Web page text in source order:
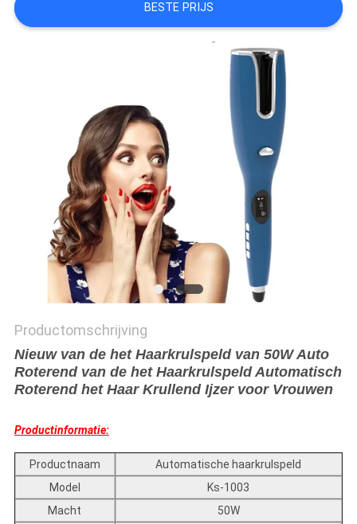
PRIVACYBELEIDBESTE PRIJS
Productomschrijving
Nieuw van de het Haarkrulspeld van 50W Auto
Roterend van de het Haarkrulspeld Automatisch
Roterend het Haar Krullend Ijzer voor Vrouwen
Productinformatie:
Productnaam
Automatische haarkrulspeld
Model
Ks-1003
Macht
50W